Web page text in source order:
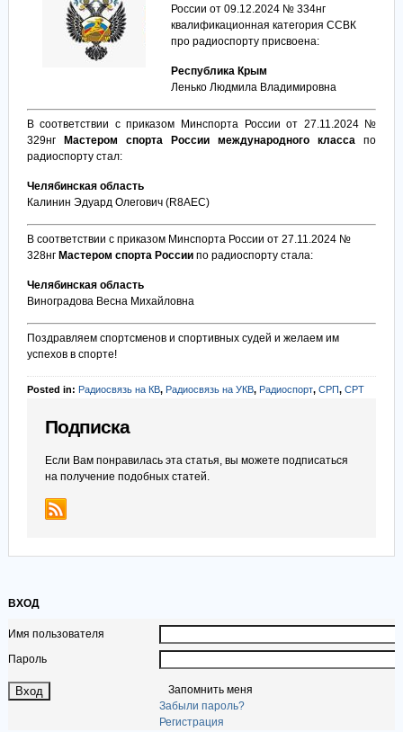
России от 09.12.2024 № 334нг
квалификационная категория ССВК
про радиоспорту присвоена:
Республика Крым
Ленько Людмила Владимировна
В соответствии с приказом Минспорта России от 27.11.2024 №
329нг
Мастером спорта России международного класса по
радиоспорту стал:
Челябинская область
Калинин Эдуард Олегович (R8AEC)
В соответствии с приказом Минспорта России от 27.11.2024 №
328нг Мастером спорта Россиипо радиоспорту стала:
Челябинская область
Виноградова Весна Михайловна
Поздравляем спортсменов и спортивных судей и желаем им
успехов в спорте!
Posted in: Радиосвязь на КВ, Радиосвязь на УКВ, Радиоспорт, СРП, СРТ
Подписка
Если Вам понравилась эта статья, вы можете подписаться
на получение подобных статей.
ВХОД
Имя пользователя
Пароль
Запомнить меня
Забыли пароль?
Регистрация